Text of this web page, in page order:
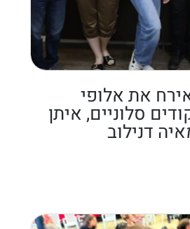
את אלופי
סלוניים, איתן
דנילוב